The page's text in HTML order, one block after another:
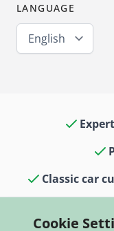
LANGUAGE
English
Classic car
Cookie